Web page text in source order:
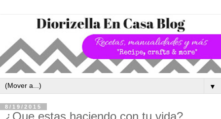
▼
8/19/2015
¿Que estas haciendo con tu vida?